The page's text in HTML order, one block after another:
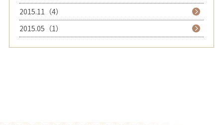
2015.11（4）
2015.05（1）